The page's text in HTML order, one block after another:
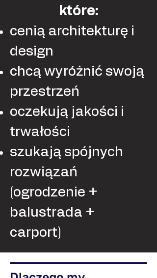
które:
cenią architekturę i
design
chcą wyróżnić swoją
przestrzeń
oczekują jakości i
trwałości
szukają spójnych
rozwiązań
(ogrodzenie +
balustrada +
carport)